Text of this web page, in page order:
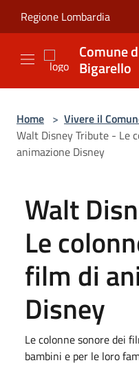
Regione Lombardia
Comune
Bigarello
Home > Vivere il
Walt Disney Tribute - Le
animazione Disney
Walt
Le
film di
Disney
Le colonne sonore dei
bambini e per le loro